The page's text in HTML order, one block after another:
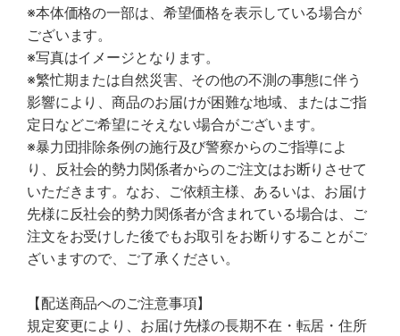
※本体価格の一部は、希望価格を表示している場合が
ございます。
※写真はイメージとなります。
※繁忙期または自然災害、その他の不測の事態に伴う
影響により、商品のお届けが困難な地域、またはご指
定日などご希望にそえない場合がございます。
※暴力団排除条例の施行及び警察からのご指導によ
り、反社会的勢力関係者からのご注文はお断りさせて
いただきます。なお、ご依頼主様、あるいは、お届け
先様に反社会的勢力関係者が含まれている場合は、ご
注文をお受けした後でもお取引をお断りすることがご
ざいますので、ご了承ください。
【配送商品へのご注意事項】
規定変更により、お届け先様の長期不在・転居・住所